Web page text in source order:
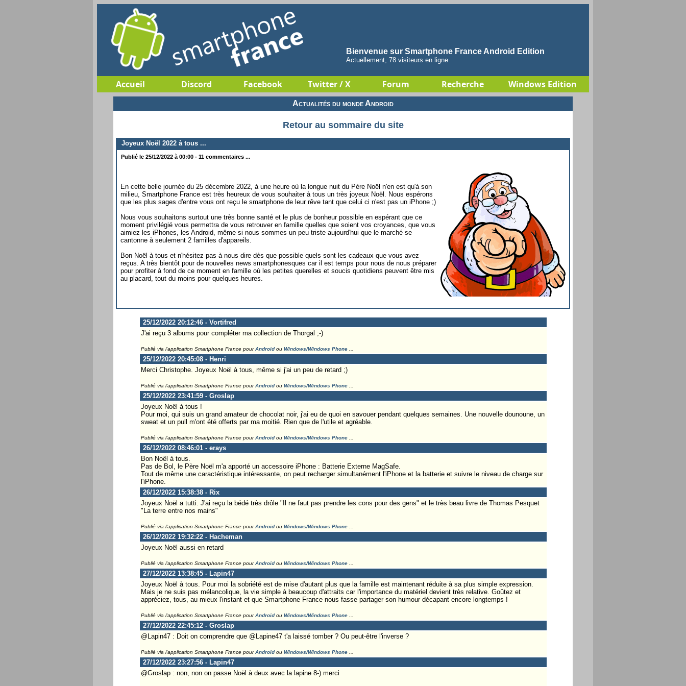
Bienvenue sur Smartphone France Android Edition
Actuellement, 78 visiteurs en ligne
Accueil Discord Facebook Twitter / X Forum Recherche Windows Edition
Actualités du monde Android
Retour au sommaire du site
Joyeux Noël 2022 à tous ...
Publié le 25/12/2022 à 00:00 - 11 commentaires ...
En cette belle journée du 25 décembre 2022, à une heure où la longue nuit du Père Noël n'en est qu'à son
milieu, Smartphone France est très heureux de vous souhaiter à tous un très joyeux Noël. Nous espérons
que les plus sages d'entre vous ont reçu le smartphone de leur rêve tant que celui ci n'est pas un iPhone ;)
Nous vous souhaitons surtout une très bonne santé et le plus de bonheur possible en espérant que ce
moment privilégié vous permettra de vous retrouver en famille quelles que soient vos croyances, que vous
aimiez les iPhones, les Android, même si nous sommes un peu triste aujourd'hui que le marché se
cantonne à seulement 2 familles d'appareils.
Bon Noël à tous et n'hésitez pas à nous dire dès que possible quels sont les cadeaux que vous avez
reçus. A très bientôt pour de nouvelles news smartphonesques car il est temps pour nous de nous préparer
pour profiter à fond de ce moment en famille où les petites querelles et soucis quotidiens peuvent être mis
au placard, tout du moins pour quelques heures.
25/12/2022 20:12:46 - Vortifred
J'ai reçu 3 albums pour compléter ma collection de Thorgal ;-)
Publié via l'application Smartphone France pourAndroidou Windows/Windows Phone...
25/12/2022 20:45:08 - Henri
Merci Christophe. Joyeux Noël à tous, même si j'ai un peu de retard ;)
Publié via l'application Smartphone France pourAndroidou Windows/Windows Phone...
25/12/2022 23:41:59 - Groslap
Joyeux Noël à tous !
Pour moi, qui suis un grand amateur de chocolat noir, j'ai eu de quoi en savouer pendant quelques semaines. Une nouvelle dounoune, un
sweat et un pull m'ont été offerts par ma moitié. Rien que de l'utile et agréable.
Publié via l'application Smartphone France pourAndroidou Windows/Windows Phone...
26/12/2022 08:46:01 - erays
Bon Noël à tous.
Pas de Bol, le Père Noël m'a apporté un accessoire iPhone : Batterie Externe MagSafe.
Tout de même une caractéristique intéressante, on peut recharger simultanément l'iPhone et la batterie et suivre le niveau de charge sur
l'iPhone.
26/12/2022 15:38:38 - Rix
Joyeux Noël a tutti. J'ai reçu la bédé très drôle "Il ne faut pas prendre les cons pour des gens" et le très beau livre de Thomas Pesquet
"La terre entre nos mains"
Publié via l'application Smartphone France pourAndroidou Windows/Windows Phone...
26/12/2022 19:32:22 - Hacheman
Joyeux Noël aussi en retard
Publié via l'application Smartphone France pourAndroidou Windows/Windows Phone...
27/12/2022 13:38:45 - Lapin47
Joyeux Noël à tous. Pour moi la sobriété est de mise d'autant plus que la famille est maintenant réduite à sa plus simple expression.
Mais je ne suis pas mélancolique, la vie simple à beaucoup d'attraits car l'importance du matériel devient très relative. Goûtez et
appréciez, tous, au mieux l'instant et que Smartphone France nous fasse partager son humour décapant encore longtemps !
Publié via l'application Smartphone France pourAndroidou Windows/Windows Phone...
27/12/2022 22:45:12 - Groslap
@Lapin47 : Doit on comprendre que @Lapine47 t'a laissé tomber ? Ou peut-être l'inverse ?
Publié via l'application Smartphone France pourAndroidou Windows/Windows Phone...
27/12/2022 23:27:56 - Lapin47
@Groslap : non, non on passe Noël à deux avec la lapine 8-) merci